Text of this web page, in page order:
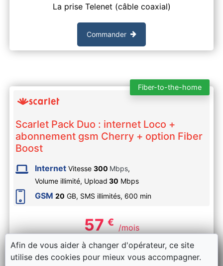
La prise Telenet (câble coaxial)
Commander
Fiber-to-the-home
Scarlet Pack Duo : internet Loco +
abonnement gsm Cherry + option Fiber
Boost
Internet Vitesse 300 Mbps,
Volume illimité, Upload 30 Mbps
GSM 20 GB, SMS illimités, 600 min
57€ /mois
Afin de vous aider à changer d'opérateur, ce site
utilise des cookies pour mieux vous accompagner.